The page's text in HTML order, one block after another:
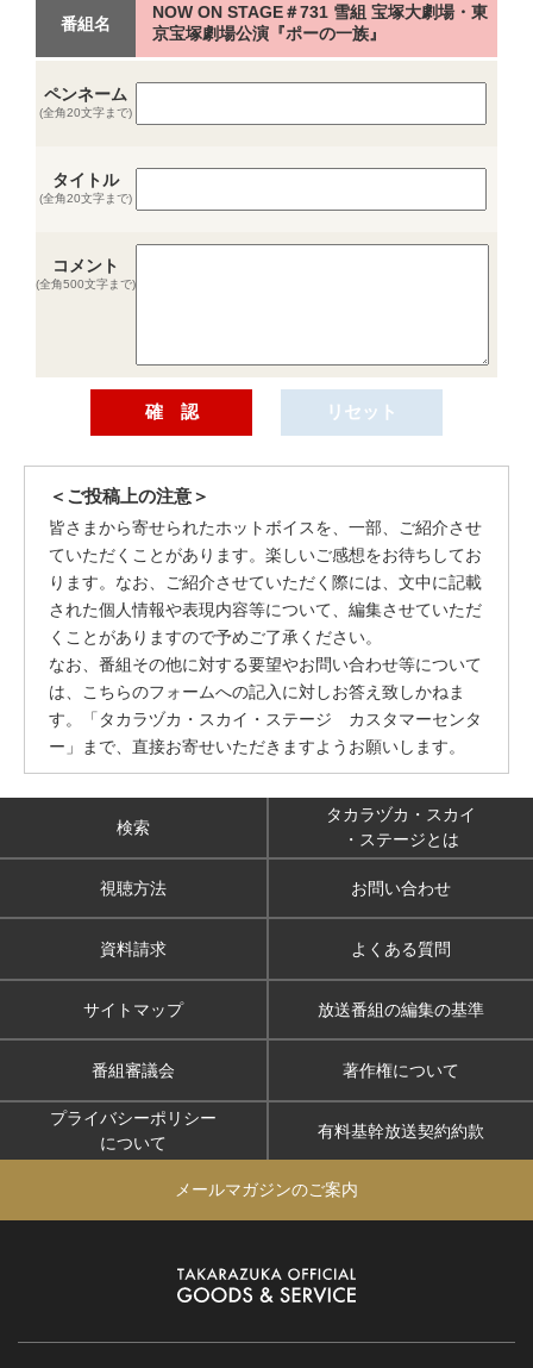
番組名
NOW ON STAGE＃731 雪組 宝塚大劇場・東
京宝塚劇場公演『ポーの一族』
ペンネーム
(全角20文字まで)
タイトル
(全角20文字まで)
コメント
(全角500文字まで)
＜ご投稿上の注意＞
皆さまから寄せられたホットボイスを、一部、ご紹介させ
ていただくことがあります。楽しいご感想をお待ちしてお
ります。なお、ご紹介させていただく際には、文中に記載
された個人情報や表現内容等について、編集させていただ
くことがありますので予めご了承ください。
なお、番組その他に対する要望やお問い合わせ等について
は、こちらのフォームへの記入に対しお答え致しかねま
す。「タカラヅカ・スカイ・ステージ カスタマーセンタ
ー」まで、直接お寄せいただきますようお願いします。
検索
タカラヅカ・スカイ
・ステージとは
視聴方法 お問い合わせ
資料請求 よくある質問
サイトマップ 放送番組の編集の基準
番組審議会 著作権について
プライバシーポリシー
について
有料基幹放送契約約款
メールマガジンのご案内